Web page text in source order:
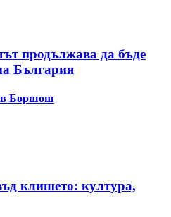
продължава да бъде
България
Боршош
клишето: култура,